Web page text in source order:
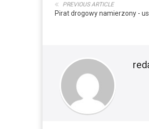
PREVIOUS ARTICLE
Pirat drogowy namierzony -